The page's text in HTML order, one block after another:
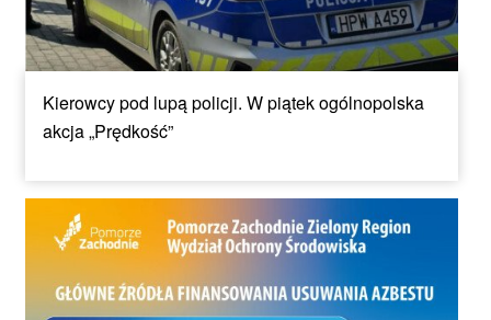
Kierowcy pod lupą policji. W piątek ogólnopolska
akcja „Prędkość”